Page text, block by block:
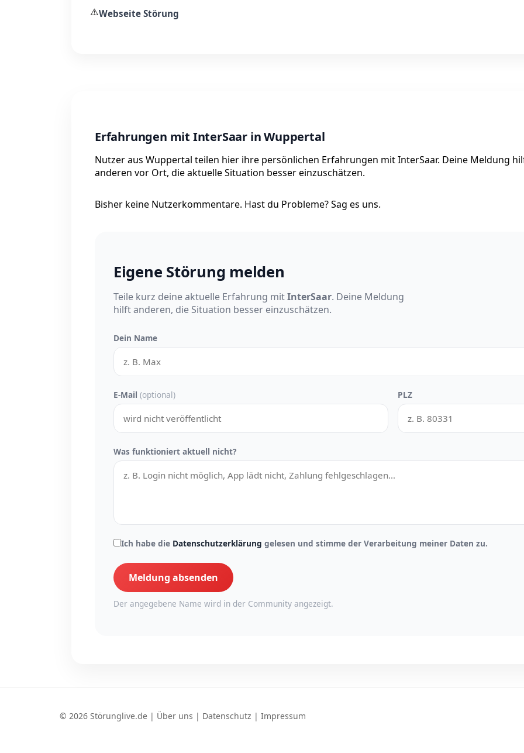
⚠️Webseite Störung
Erfahrungen mit InterSaar in Wuppertal
Nutzer aus Wuppertal teilen hier ihre persönlichen Erfahrungen mit InterSaar. Deine Meldung
anderen vor Ort, die aktuelle Situation besser einzuschätzen.
Bisher keine Nutzerkommentare. Hast du Probleme? Sag es uns.
Eigene Störung melden
Teile kurz deine aktuelle Erfahrung mitInterSaar. Deine Meldung
hilft anderen, die Situation besser einzuschätzen.
Dein Name
E-Mail (optional) PLZ
Was funktioniert aktuell nicht?
Ich habe die Datenschutzerklärung gelesen und stimme der Verarbeitung meiner Daten zu.
Meldung absenden
Der angegebene Name wird in der Community angezeigt.
© 2026 Störunglive.de | Über uns | Datenschutz | Impressum